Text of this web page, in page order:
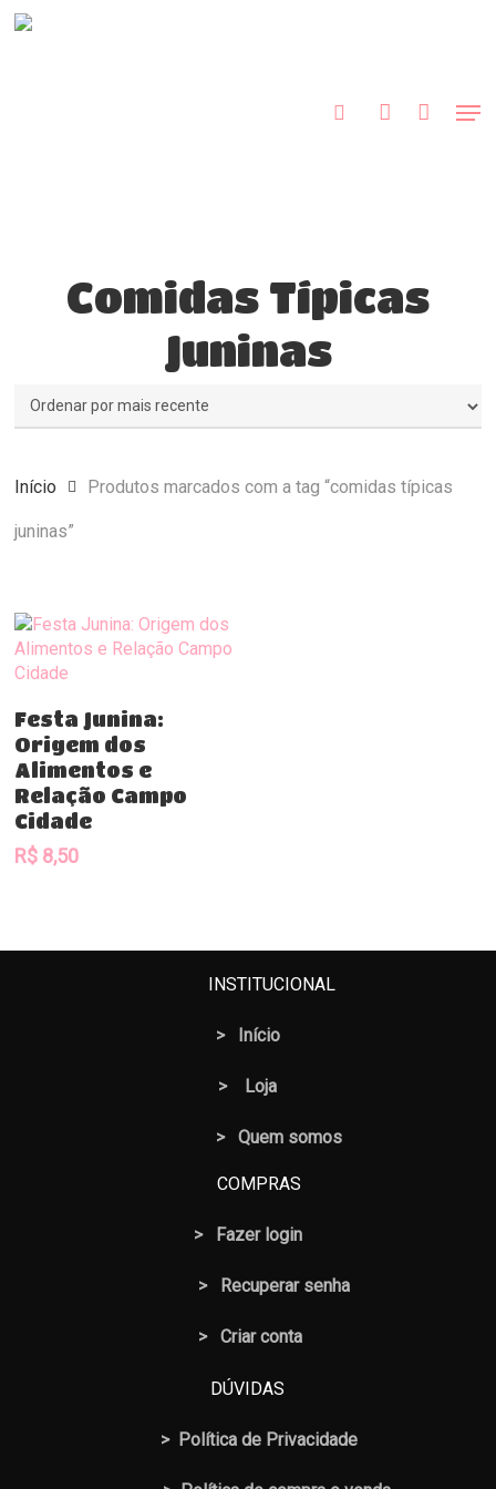
Skip
Comidas Típicas
Juninas
Início Produtos marcados com a tag “comidas típicas
juninas”
Comprar
Festa Junina:
Origem dos
Alimentos e
Relação Campo
Cidade
R$ 8,50
INSTITUCIONAL
> Início
> Loja
> Quem somos
COMPRAS
> Fazer login
> Recuperar senha
> Criar conta
DÚVIDAS
> Política de Privacidade